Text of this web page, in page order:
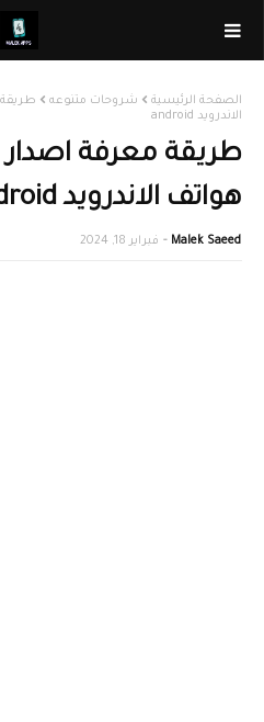
الصفحة الرئيسية شروحات متنوعه
طريقة
الاندرويد android
طريقة معرفة اصدار
هواتف الاندرويد android
Malek Saeed فبراير 18, 2024